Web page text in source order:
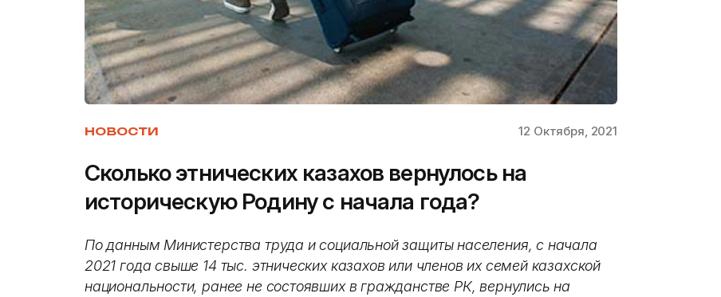
НОВОСТИ 12 Октября, 2021
Сколько этнических казахов вернулось на
историческую Родину с начала года?
По данным Министерства труда и социальной защиты населения, с начала
2021 года свыше 14 тыс. этнических казахов или членов их семей казахской
национальности, ранее не состоявших в гражданстве РК, вернулись на